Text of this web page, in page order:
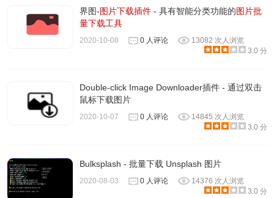
界图-图片下载插件 - 具有智能分类功能的图片批
量下载工具
2020-10-08 0 人评论
13082 次人浏览
3.0 分
Double-click Image Downloader插件 - 通过双击
鼠标下载图片
2020-10-07 0 人评论
14845 次人浏览
3.0 分
Bulksplash - 批量下载 Unsplash 图片
2020-08-03 0 人评论
14376 次人浏览
3.0 分